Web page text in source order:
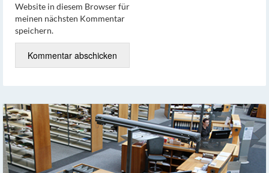
Website in diesem Browser für
meinen nächsten Kommentar
speichern.